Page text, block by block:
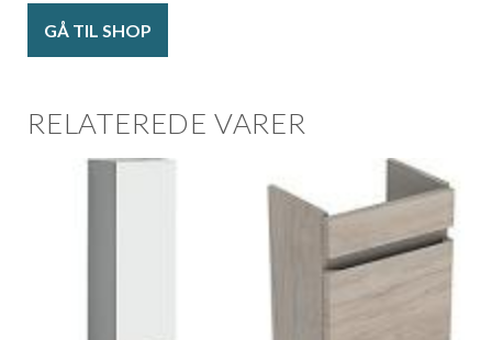
GÅ TIL SHOP
RELATEREDE VARER